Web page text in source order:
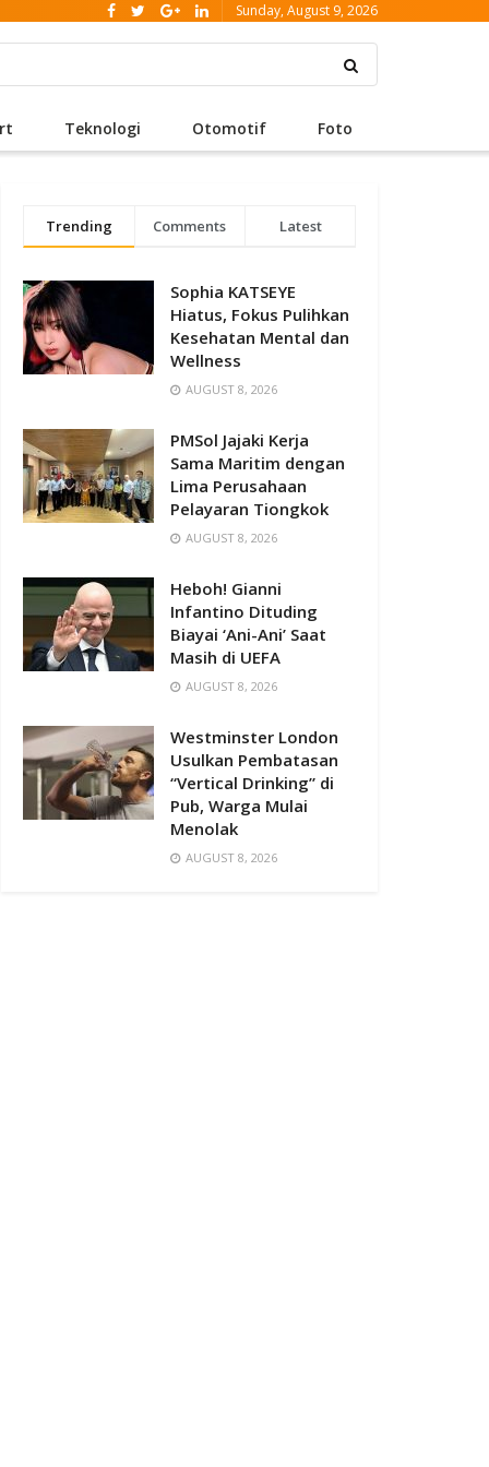
Sunday, August 9, 2026
Teknologi Otomotif Foto
Trending Comments Latest
Sophia KATSEYE
Hiatus, Fokus Pulihkan
Kesehatan Mental dan
Wellness
AUGUST 8, 2026
PMSol Jajaki Kerja
Sama Maritim dengan
Lima Perusahaan
Pelayaran Tiongkok
AUGUST 8, 2026
Heboh! Gianni
Infantino Dituding
Biayai ‘Ani-Ani’ Saat
Masih di UEFA
AUGUST 8, 2026
Westminster London
Usulkan Pembatasan
“Vertical Drinking” di
Pub, Warga Mulai
Menolak
AUGUST 8, 2026